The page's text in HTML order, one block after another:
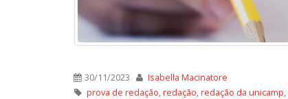
30/11/2023
Isabella Macinatore
prova de redação,redação,redação da unicamp,